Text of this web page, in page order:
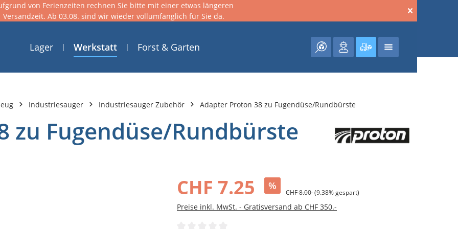
von Ferienzeiten rechnen Sie bitte mit einer etwas längeren
Versandzeit. Ab 03.08. sind wir wieder vollumfänglich für Sie da.
Lager Werkstatt Forst & Garten Warenkorb enthält 0
Industriesauger Industriesauger Zubehör Adapter Proton 38 zu Fugendüse/Rundbürste
zu Fugendüse/Rundbürste
CHF 7.25 %
CHF 8.00(9.38% gespart)
Preise inkl. MwSt. - Gratisversand ab CHF 350.-